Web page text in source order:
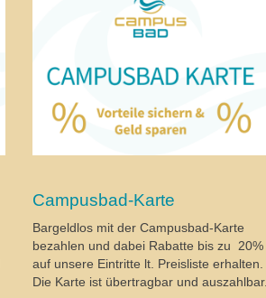
Campusbad-Karte
Bargeldlos mit der Campusbad-Karte
bezahlen und dabei Rabatte bis zu 20%
auf unsere Eintritte lt. Preisliste erhalten.
Die Karte ist übertragbar und auszahlbar.